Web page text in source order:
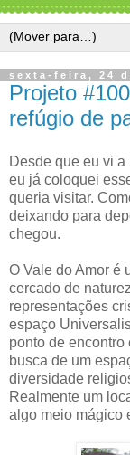
sexta-feira, 24
Projeto
refúgio de
Desde que eu vi
eu já coloquei
queria visitar.
deixando para
chegou.
O Vale do Amor é
cercado de
representações
espaço
ponto de encontro
busca de um
diversidade
Realmente um
algo meio mágico